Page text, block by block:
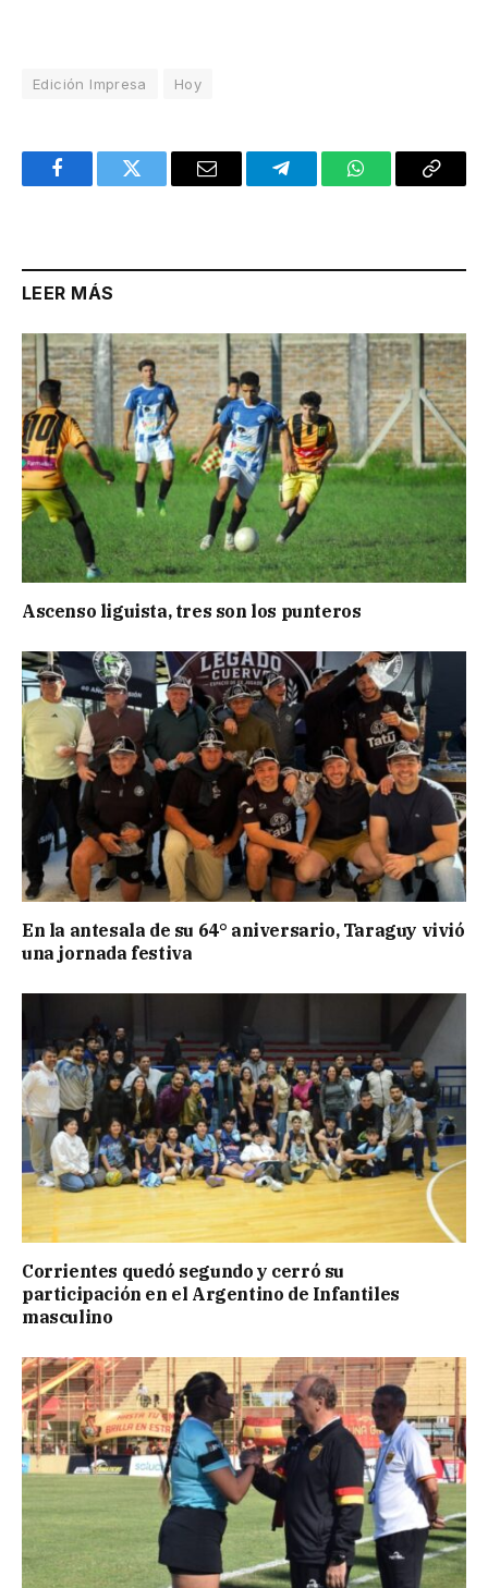
Edición Impresa Hoy
FacebookTwitter Email TelegramWhatsAppCopy
LEER MÁS
Ascenso liguista, tres son los punteros
En la antesala de su 64° aniversario, Taraguy vivió
una jornada festiva
Corrientes quedó segundo y cerró su
participación en el Argentino de Infantiles
masculino